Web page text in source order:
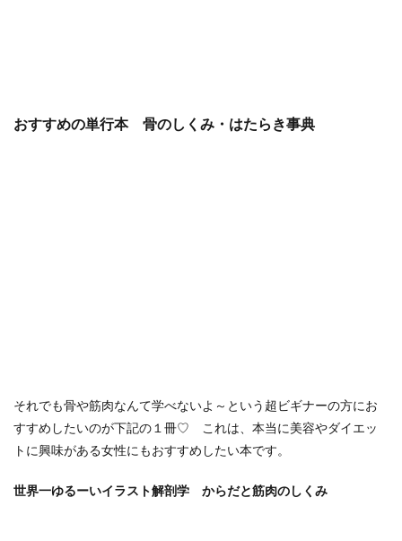
おすすめの単行本 骨のしくみ・はたらき事典
それでも骨や筋肉なんて学べないよ～という超ビギナーの方にお
すすめしたいのが下記の１冊♡ これは、本当に美容やダイエッ
トに興味がある女性にもおすすめしたい本です。
世界一ゆるーいイラスト解剖学 からだと筋肉のしくみ